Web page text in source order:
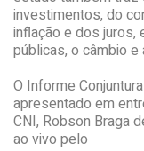
investimentos, do
inflação e dos
públicas, o câmbio e
O Informe
apresentado em
CNI, Robson Braga
ao vivo pelo